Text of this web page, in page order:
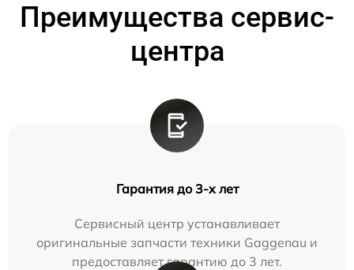
Преимущества сервис-
центра
Гарантия до 3-х лет
Сервисный центр устанавливает
оригинальные запчасти техники Gaggenau и
предоставляет гарантию до 3 лет.